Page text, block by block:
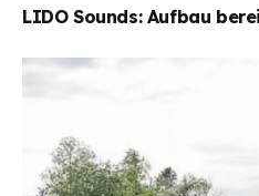
LIDO Sounds: Aufbau